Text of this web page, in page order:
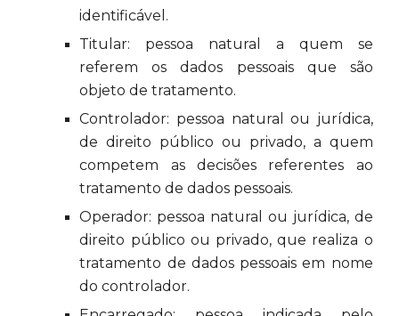
identificável.
Titular: pessoa natural a quem se
referem os dados pessoais que são
objeto de tratamento.
Controlador: pessoa natural ou jurídica,
de direito público ou privado, a quem
competem as decisões referentes ao
tratamento de dados pessoais.
Operador: pessoa natural ou jurídica, de
direito público ou privado, que realiza o
tratamento de dados pessoais em nome
do controlador.